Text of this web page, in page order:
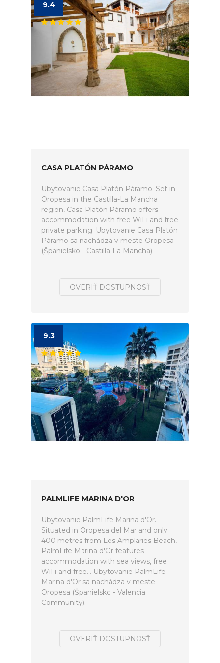
9.4
CASA PLATÓN PÁRAMO
Ubytovanie Casa Platón Páramo. Set in
Oropesa in the Castilla-La Mancha
region, Casa Platón Páramo offers
accommodation with free WiFi and free
private parking. Ubytovanie Casa Platón
Páramo sa nachádza v meste Oropesa
(Španielsko - Castilla-La Mancha).
OVERIŤ DOSTUPNOSŤ
9.3
PALMLIFE MARINA D'OR
Ubytovanie PalmLife Marina d'Or.
Situated in Oropesa del Mar and only
400 metres from Les Amplaries Beach,
PalmLife Marina d'Or features
accommodation with sea views, free
WiFi and free... Ubytovanie PalmLife
Marina d'Or sa nachádza v meste
Oropesa (Španielsko - Valencia
Community).
OVERIŤ DOSTUPNOSŤ